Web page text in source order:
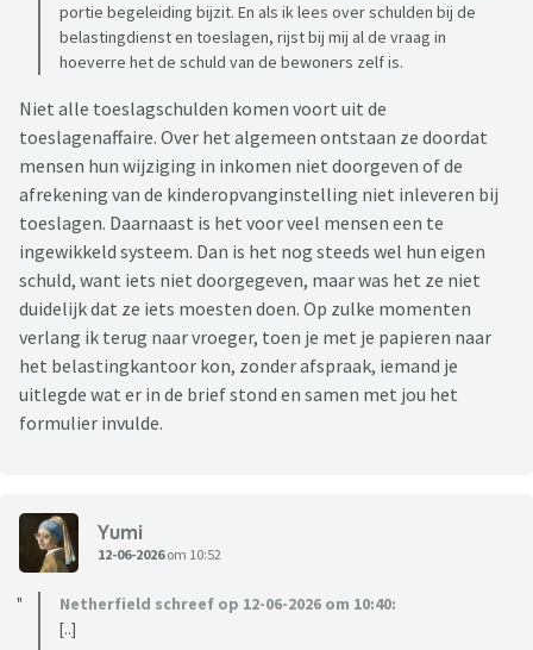
portie begeleiding bijzit. En als ik lees over schulden bij de
belastingdienst en toeslagen, rijst bij mij al de vraag in
hoeverre het de schuld van de bewoners zelf is.
Niet alle toeslagschulden komen voort uit de
toeslagenaffaire. Over het algemeen ontstaan ze doordat
mensen hun wijziging in inkomen niet doorgeven of de
afrekening van de kinderopvanginstelling niet inleveren bij
toeslagen. Daarnaast is het voor veel mensen een te
ingewikkeld systeem. Dan is het nog steeds wel hun eigen
schuld, want iets niet doorgegeven, maar was het ze niet
duidelijk dat ze iets moesten doen. Op zulke momenten
verlang ik terug naar vroeger, toen je met je papieren naar
het belastingkantoor kon, zonder afspraak, iemand je
uitlegde wat er in de brief stond en samen met jou het
formulier invulde.
Yumi
12-06-2026om 10:52
Netherfield schreef op 12-06-2026 om 10:40:
[..]